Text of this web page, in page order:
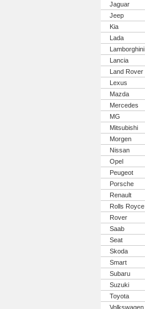
Jaguar
Jeep
Kia
Lada
Lamborghini
Lancia
Land Rover
Lexus
Mazda
Mercedes
MG
Mitsubishi
Morgen
Nissan
Opel
Peugeot
Porsche
Renault
Rolls Royce
Rover
Saab
Seat
Skoda
Smart
Subaru
Suzuki
Toyota
Volkswagen